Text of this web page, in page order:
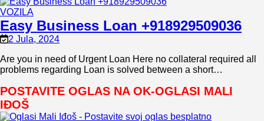
VOZILA
Easy Business Loan +918929509036
2 Jula, 2024
Are you in need of Urgent Loan Here no collateral required all
problems regarding Loan is solved between a short…
POSTAVITE OGLAS NA OK-OGLASI MALI
IĐOŠ